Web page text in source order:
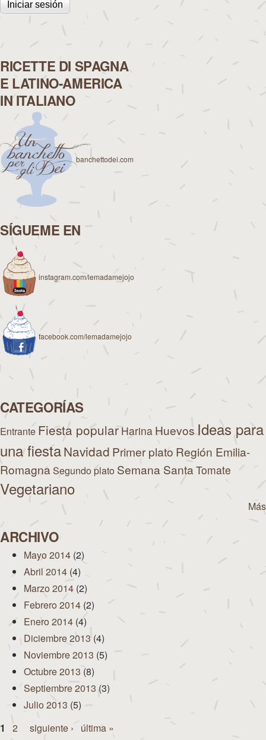
RICETTE DI SPAGNA
E LATINO-AMERICA
IN ITALIANO
banchettodei.com
SÍGUEME EN
instagram.com/lemadamejojo
facebook.com/lemadamejojo
CATEGORÍAS
Entrante Fiesta popular Harina Huevos Ideas para
una fiestaNavidad Primer plato Región Emilia-
Romagna Segundo plato Semana Santa Tomate
Vegetariano
Más
ARCHIVO
Mayo 2014 (2)
Abril 2014 (4)
Marzo 2014 (2)
Febrero 2014 (2)
Enero 2014 (4)
Diciembre 2013 (4)
Noviembre 2013 (5)
Octubre 2013 (8)
Septiembre 2013 (3)
Julio 2013 (5)
Páginas
1 2 siguiente › última »